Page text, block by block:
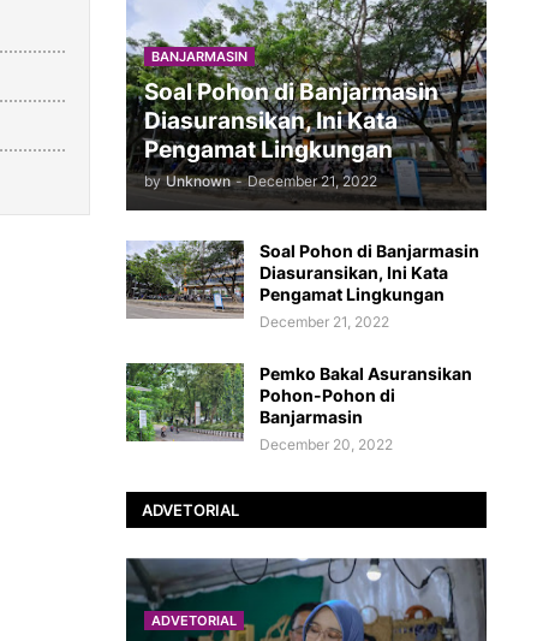
BANJARMASIN
Soal Pohon di Banjarmasin
Diasuransikan, Ini Kata
Pengamat Lingkungan
by Unknown - December 21, 2022
Soal Pohon di Banjarmasin
Diasuransikan, Ini Kata
Pengamat Lingkungan
December 21, 2022
Pemko Bakal Asuransikan
Pohon-Pohon di
Banjarmasin
December 20, 2022
ADVETORIAL
ADVETORIAL